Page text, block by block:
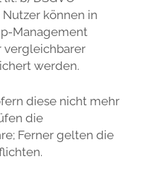
können in
Management
vergleichbarer
werden.
diese nicht mehr
die
Ferner gelten die